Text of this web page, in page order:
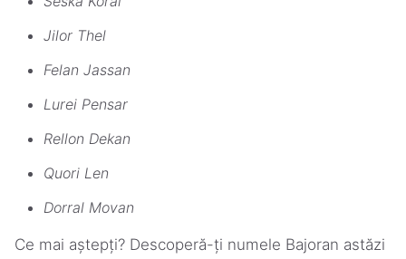
Jilor Thel
Felan Jassan
Lurei Pensar
Rellon Dekan
Quori Len
Dorral Movan
Ce mai aștepți? Descoperă-ți numele Bajoran astăzi